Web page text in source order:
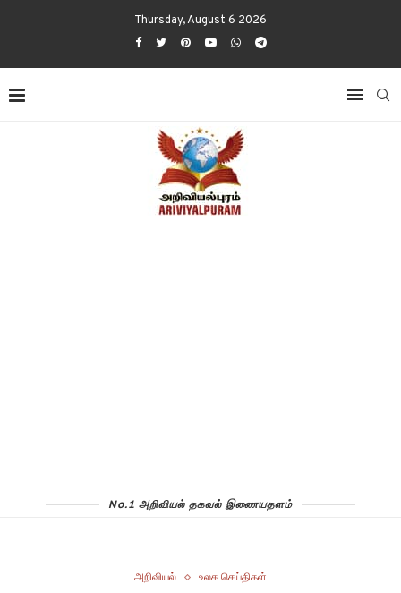
Thursday, August 6 2026
No.1 அறிவியல் தகவல் இணையதளம்
அறிவியல் உலக செய்திகள்